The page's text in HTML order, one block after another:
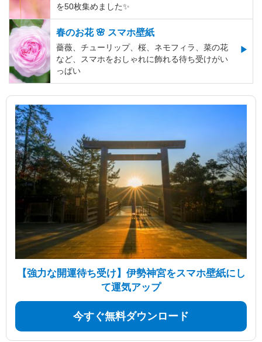
を50枚集めました✨️
春のお花 🌸 スマホ壁紙
薔薇、チューリップ、桜、ネモフィラ、菜の花
など、スマホをおしゃれに飾れる待ち受けがい
っぱい
【強力な開運待ち受け】伊勢神宮をスマホ壁紙にし
て運気アップ
今すぐ無料ダウンロード